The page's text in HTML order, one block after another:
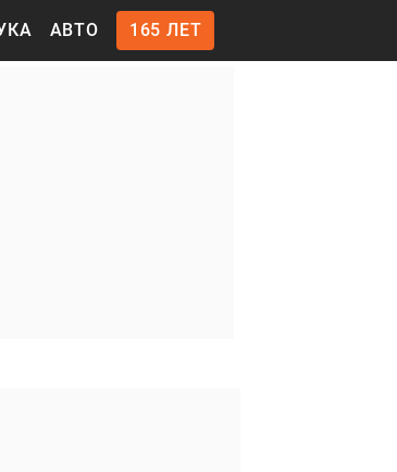
АВТО 165 ЛЕТ